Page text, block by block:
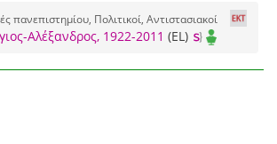
πανεπιστημίου, Πολιτικοί, Αντιστασιακοί
Αλέξανδρος, 1922-2011 (EL)